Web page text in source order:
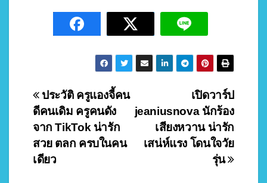
Post
navigation
เปิดวาร์ป
jeaniusnova นักร้อง
เสียงหวาน น่ารัก
เสน่ห์แรง โดนใจวัย
รุ่น
ประวัติ ครูแองจี้คน
ดีคนเดิม ครูคนดัง
จาก TikTok น่ารัก
สวย ตลก ครบในคน
เดียว